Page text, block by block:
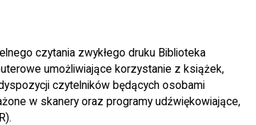
czytania zwykłego druku Biblioteka
umożliwiające korzystanie z książek,
czytelników będących osobami
w skanery oraz programy udźwiękowiające,